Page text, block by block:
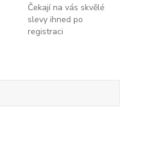
Čekají na vás skvělé
slevy ihned po
registraci